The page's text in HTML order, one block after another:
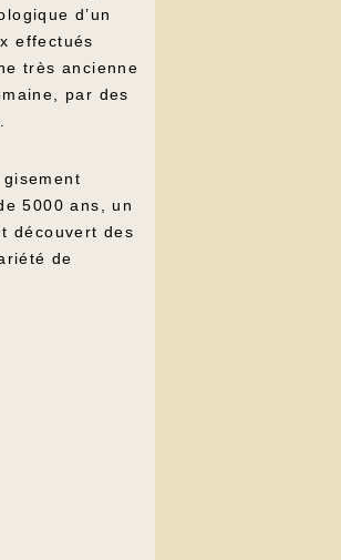
d’un
effectués
très ancienne
par des
5000 ans, un
découvert des
de